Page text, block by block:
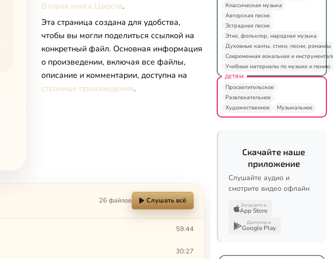
Вторая книга Царств.
Эта страница создана для удобства,
чтобы вы могли поделиться ссылкой на
конкретный файл. Основная информация
о произведении, включая все файлы,
описание и комментарии, доступна на
странице произведения.
26 файлов Слушать всё
59:44
30:27
Классическая музыка
Авторская песня
Эстрадная песня
Этно, фольклор, народная музыка
Духовные канты, стихи, песни, романсы
Современная вокальная и
Учебные материалы по музыке и пению
ДЕТЯМ
Просветительское
Развлекательное
Художественное
Музыкальное
Скачайте наше
приложение
Слушайте аудио и
смотрите видео офлайн
Загрузите в
App Store
Доступно в
Google Play